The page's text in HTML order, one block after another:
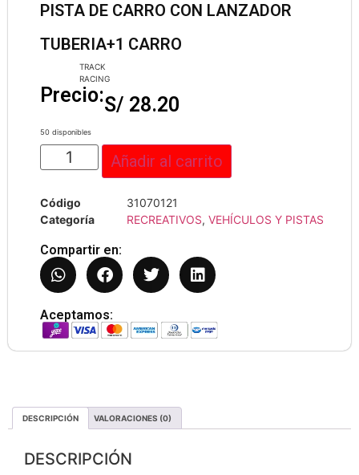
PISTA DE CARRO CON LANZADOR
TUBERIA+1 CARRO
TRACK
RACING
Precio:S/ 28.20
50 disponibles
Añadir al carrito
Código
31070121
Categoría
RECREATIVOS, VEHÍCULOS Y PISTAS
Compartir en:
Aceptamos:
DESCRIPCIÓN VALORACIONES (0)
DESCRIPCIÓN